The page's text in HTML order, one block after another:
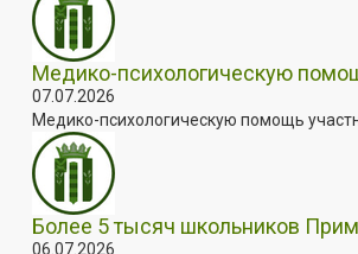
Медико-психологическую
07.07.2026
Медико-психологическую помощь
Более 5 тысяч школьников
06.07.2026